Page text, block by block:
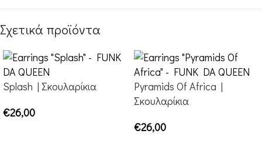
Σχετικά προϊόντα
Splash | Σκουλαρίκια
€26,00
Pyramids Of Africa |
Σκουλαρίκια
€26,00